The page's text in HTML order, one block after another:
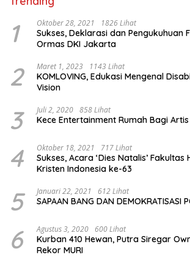
1 Oktober 28, 2021 1826 Lihat
Sukses, Deklarasi dan Pengukuhuan
Ormas DKI Jakarta
2 Maret 1, 2023 1143 Lihat
KOMLOVING, Edukasi Mengenal
Vision
3 Juli 2, 2020 858 Lihat
Kece Entertainment Rumah Bagi
4 Oktober 18, 2021 717 Lihat
Sukses, Acara ‘Dies Natalis’ Fakultas Hukum Universitas
Kristen Indonesia ke-63
5 Januari 22, 2021 612 Lihat
SAPAAN BANG DAN DEMOKRATISASI
6 Agustus 3, 2020 600 Lihat
Kurban 410 Hewan, Putra Siregar
Rekor MURI